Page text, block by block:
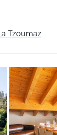
Tzoumaz